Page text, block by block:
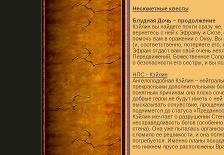
Несюжетные квесты
Блудная Дочь – продолжение
Кэйлин вы найдете почти сразу
вернетесь с ней к Эфраму и Сюзе,
помочь вам в сражении с Окку. Вы
(и, соответственно, потеряете его,
Эфрам отдаст вам свой очень
Передвижений, Божественное
о безопасности его сестры, и вы
НПС - Кэйлин
Ангелоподобная Кэйлин –
прекрасными дополнительными
понятным причинам она плохо
добрые герои не будут иметь с
высказывать сочувствие,
поднимется до статуса
Кэйлин мечтает о разрушении
несправедливость богов
стена). Она уже пыталась
сломило ее решимости, и она
потребуется. Именно планы
его нижнем ярусе расположены